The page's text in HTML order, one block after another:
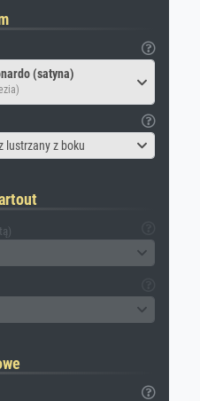
(satyna)
lustrzany z boku